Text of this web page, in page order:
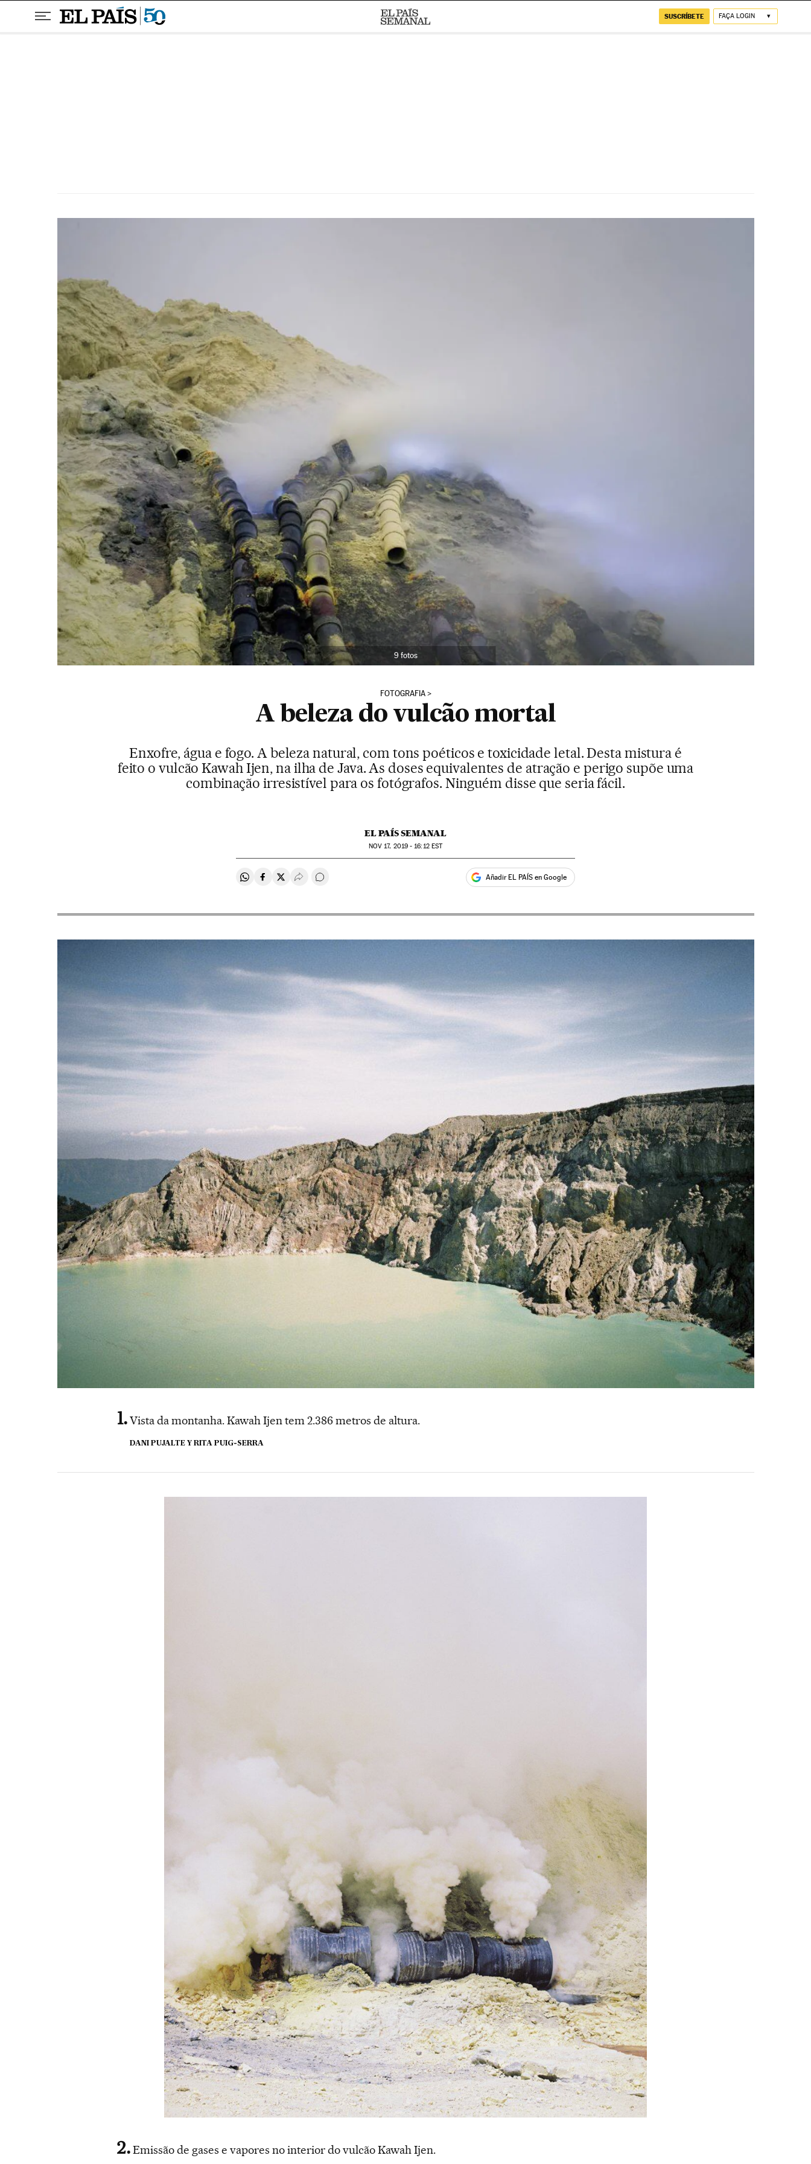
SUSCRÍBETE FAÇA LOGIN
9 fotos
FOTOGRAFIA
A beleza do vulcão mortal
Enxofre, água e fogo. A beleza natural, com tons poéticos e toxicidade letal. Desta mistura é
feito o vulcão Kawah Ijen, na ilha de Java. As doses equivalentes de atração e perigo supõe uma
combinação irresistível para os fotógrafos. Ninguém disse que seria fácil.
EL PAÍS SEMANAL
NOV 17, 2019 - 16:12EST
Compartir en Whatsapp
Compartir en Facebook
Compartir en Twitter
Desplegar Redes Sociales
Comentários Añadir EL PAÍS en Google
Vista da montanha. Kawah Ijen tem 2.386 metros de altura.
DANI PUJALTE Y RITA PUIG-SERRA
Emissão de gases e vapores no interior do vulcão Kawah Ijen.